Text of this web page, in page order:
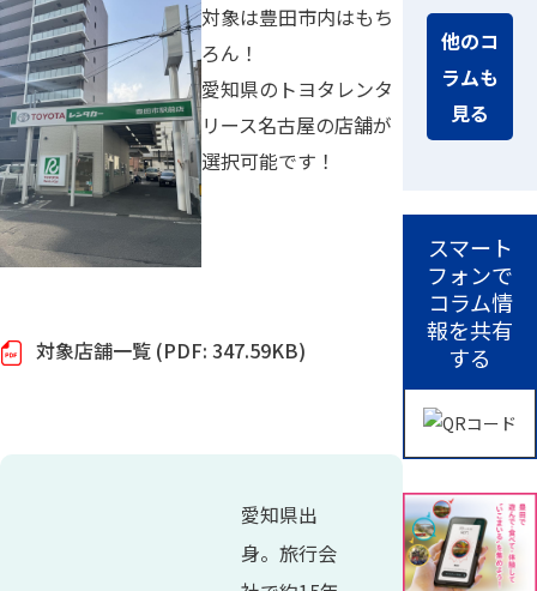
対象は豊田市内はもち
ろん！
愛知県のトヨタレンタ
リース名古屋の店舗が
選択可能です！
対象店舗一覧 (PDF: 347.59KB)
愛知県出
身。旅行会
他のコ
ラムも
見る
スマート
フォンで
コラム情
報を共有
する